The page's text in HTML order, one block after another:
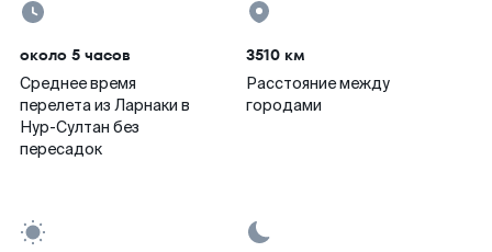
около 5 часов
Среднее время
перелета из Ларнаки в
Нур-Султан без
пересадок
3510 км
Расстояние между
городами